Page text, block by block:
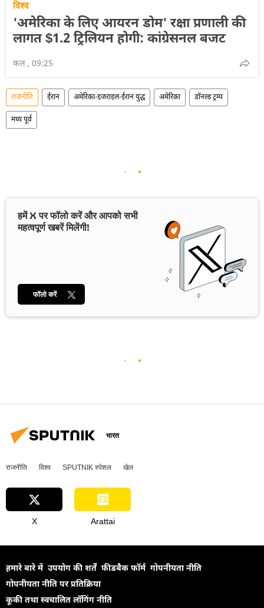
विश्व
'अमेरिका के लिए आयरन डोम' रक्षा प्रणाली की
लागत $1.2 ट्रिलियन होगी: कांग्रेसनल बजट
कल , 09:25
राजनीति ईरान अमेरिका-इजराइल-ईरान युद्ध अमेरिका डॉनल्ड ट्रम्प
मध्य पूर्व
हमें X पर फॉलो करें और आपको सभी
महत्वपूर्ण खबरें मिलेंगी!
फॉलो करें
भारत
राजनीति विश्व SPUTNIK स्पेशल खेल
X Arattai
हमारे बारे में उपयोग की शर्तें फीडबैक फॉर्म गोपनीयता नीति
गोपनीयता नीति पर प्रतिक्रिया
कूकी तथा स्वचालित लॉगिंग नीति